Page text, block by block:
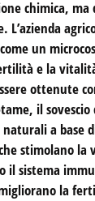
chimica,
L’azienda
un
e la
ottenute
il sovescio
a base
stimolano la
il sistema
la